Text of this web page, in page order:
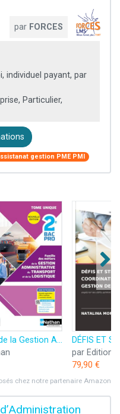
par FORCES
individuel payant, par
Particulier,
gestion PME PMI
Métiers de la Gestion Administrative, du Transport et de la Logistique - Tome unique - 2de Bac Pro AGOrA - OTM - L
79,90 €
chez notre partenaire Amazon